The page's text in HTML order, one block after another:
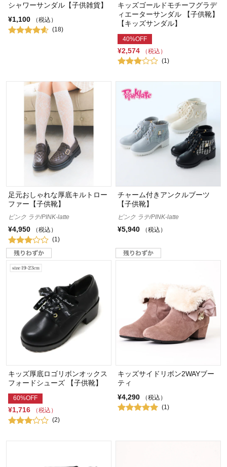
シャワーサンダル【子供雑貨】
¥1,100
（税込）
(18)
キッズゴールドモチーフグラデ
ィエーターサンダル 【子供靴】
【キッズサンダル】
40%OFF
¥2,574
（税込）
(1)
足元おしゃれな厚底キルトロー
ファー【子供靴】
ピンク ラテ/PINK-latte
¥4,950
（税込）
(1)
チャーム付きアンクルブーツ
【子供靴】
ピンク ラテ/PINK-latte
¥5,940 （税込）
キッズ厚底ロゴリボンオックス
フォードシューズ 【子供靴】
60%OFF
¥1,716
（税込）
(2)
キッズサイドリボン2WAYブー
ティ
¥4,290
（税込）
(1)